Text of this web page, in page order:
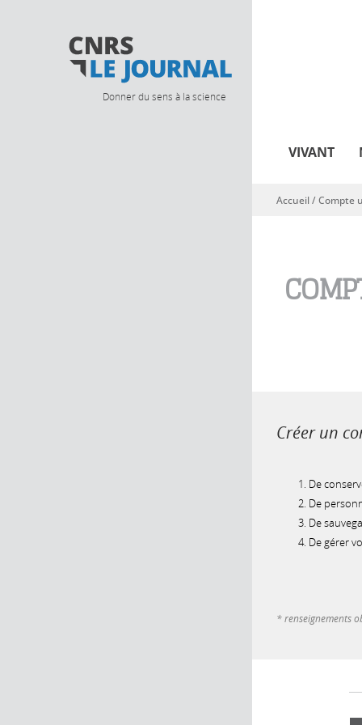
Donner du sens à la science
VIVANT
Vous êtes ici
Accueil/Compte
Créer un
De
De
De
De gérer
* renseignements